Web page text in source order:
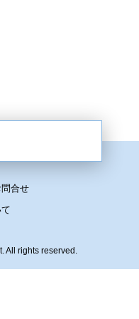
All rights reserved.